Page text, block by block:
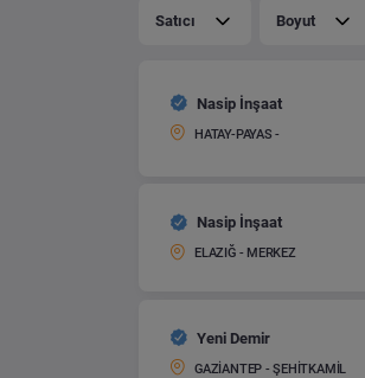
Satıcı Boyut
Nasip İnşaat
HATAY-PAYAS -
Nasip İnşaat
ELAZIĞ - MERKEZ
Yeni Demir
GAZİANTEP - ŞEHİTKAMİL